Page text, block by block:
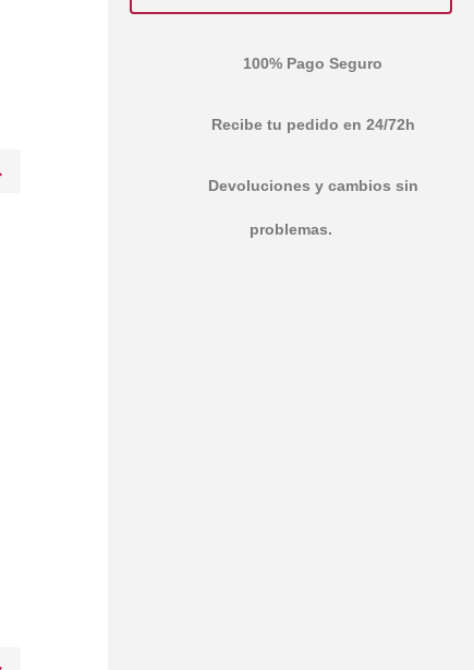
100% Pago Seguro
Recibe tu pedido en 24/72h
Devoluciones y cambios sin
problemas.